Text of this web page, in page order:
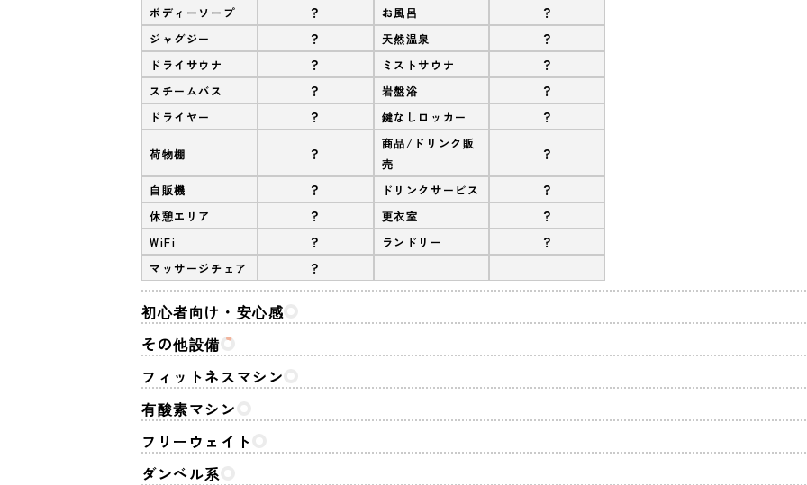
ボディーソープ ? お風呂 ?
ジャグジー ? 天然温泉 ?
ドライサウナ ? ミストサウナ ?
スチームバス ? 岩盤浴 ?
ドライヤー ? 鍵なしロッカー ?
荷物棚 ?
商品/ドリンク販
売
?
自販機 ? ドリンクサービス ?
休憩エリア ? 更衣室 ?
WiFi ? ランドリー ?
マッサージチェア ?
初心者向け・安心感
その他設備
フィットネスマシン
有酸素マシン
フリーウェイト
ダンベル系